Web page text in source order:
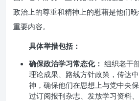
政治上的尊重和精神上的慰藉是他们
重要内容。
具体举措包括：
确保政治学习常态化： 组织老干
理论成果、路线方针政策，传达
神，确保他们在思想上与党中央
过订阅报刊杂志、发放学习资料